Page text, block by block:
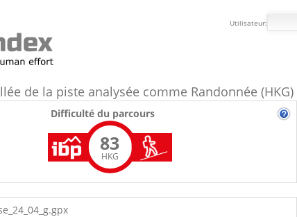
Utilisateur:
de la piste analysée comme Randonnée (HKG)
Difficulté du parcours
83
HKG